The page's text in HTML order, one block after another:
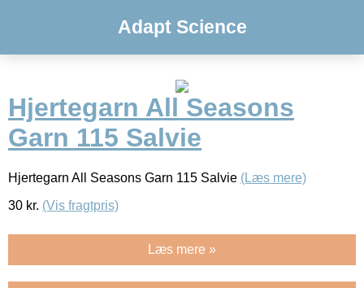
Adapt Science
Hjertegarn All Seasons
Garn 115 Salvie
Hjertegarn All Seasons Garn 115 Salvie (Læs mere)
30 kr. (Vis fragtpris)
Læs mere »